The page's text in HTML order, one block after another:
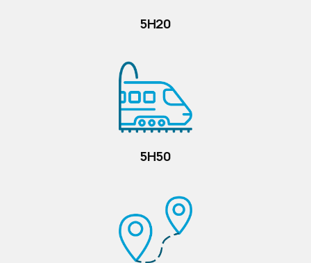
5H20
5H50